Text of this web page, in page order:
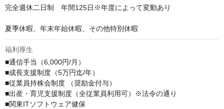
完全週休二日制　年間125日※年度によって変動あり
夏季休暇、年末年始休暇、その他特別休暇
福利厚生
■通信手当（6,000円/月）
■成長支援制度（5万円迄/年）
■従業員持株会制度 （奨励金付与）
■出産・育児支援制度（全従業員利用可）※法令の通り
■関東ITソフトウェア健保